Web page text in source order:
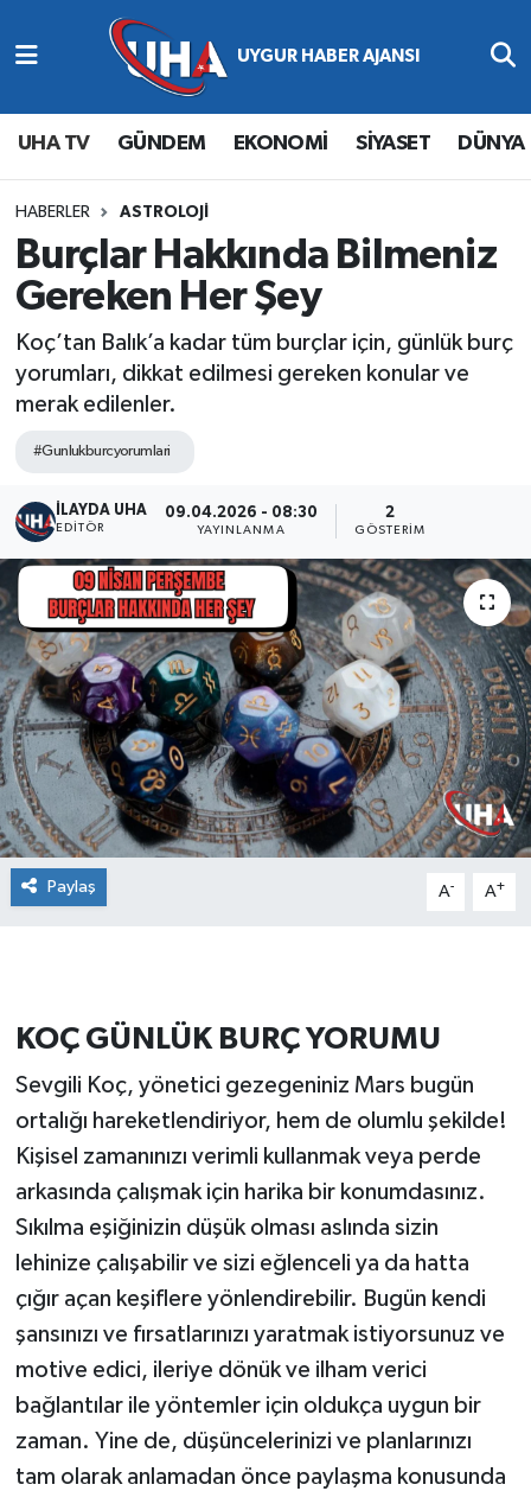
UHA TV GÜNDEM EKONOMİ SİYASET DÜNYA
HABERLER ASTROLOJİ
Burçlar Hakkında Bilmeniz
Gereken Her Şey
Koç’tan Balık’a kadar tüm burçlar için, günlük burç
yorumları, dikkat edilmesi gereken konular ve
merak edilenler.
#Gunlukburcyorumlari
İLAYDA UHA
EDITÖR
09.04.2026 - 08:30
YAYINLANMA
2
GÖSTERIM
Paylaş A- A+
KOÇ GÜNLÜK BURÇ YORUMU
Sevgili Koç, yönetici gezegeniniz Mars bugün
ortalığı hareketlendiriyor, hem de olumlu şekilde!
Kişisel zamanınızı verimli kullanmak veya perde
arkasında çalışmak için harika bir konumdasınız.
Sıkılma eşiğinizin düşük olması aslında sizin
lehinize çalışabilir ve sizi eğlenceli ya da hatta
çığır açan keşiflere yönlendirebilir. Bugün kendi
şansınızı ve fırsatlarınızı yaratmak istiyorsunuz ve
motive edici, ileriye dönük ve ilham verici
bağlantılar ile yöntemler için oldukça uygun bir
zaman. Yine de, düşüncelerinizi ve planlarınızı
tam olarak anlamadan önce paylaşma konusunda
Abone Ol
Gündem
Ekonomi
Magazin
Siyaset
Spor
Yaşam
Nöbetçi Eczaneler
Hava Durumu
Namaz Vakitleri
Trafik Durumu
Süper Lig Puan Durumu ve Fikstür
Tüm Manşetler
Son Dakika Haberleri
Haber Arşivi